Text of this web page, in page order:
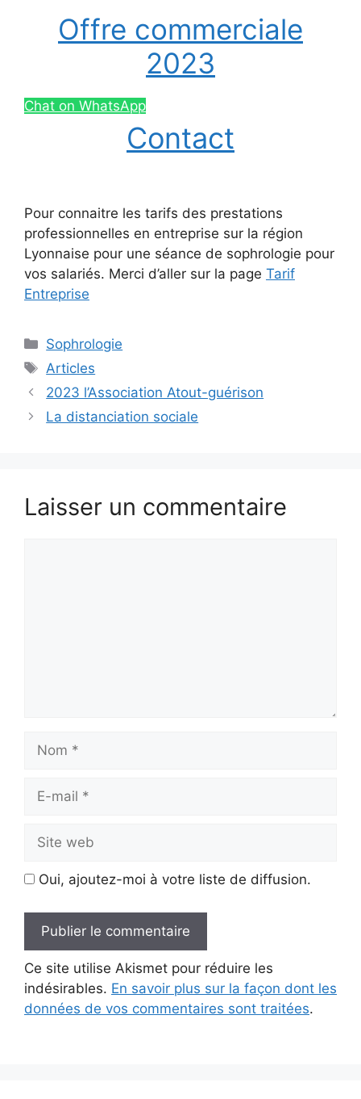
Offre commerciale
2023
Chat on WhatsApp
Contact
Pour connaitre les tarifs des prestations
professionnelles en entreprise sur la région
Lyonnaise pour une séance de sophrologie pour
vos salariés. Merci d’aller sur la page Tarif
Entreprise
Catégories
Sophrologie
Étiquettes
Articles
2023 l’Association Atout-guérison
La distanciation sociale
Laisser un commentaire
mail
web
Oui, ajoutez-moi à votre liste de diffusion.
Ce site utilise Akismet pour réduire les
indésirables. En savoir plus sur la façon dont les
données de vos commentaires sont traitées.